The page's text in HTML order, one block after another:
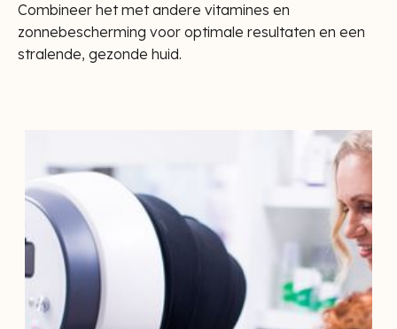
Combineer het met andere vitamines en
zonnebescherming voor optimale resultaten en een
stralende, gezonde huid.